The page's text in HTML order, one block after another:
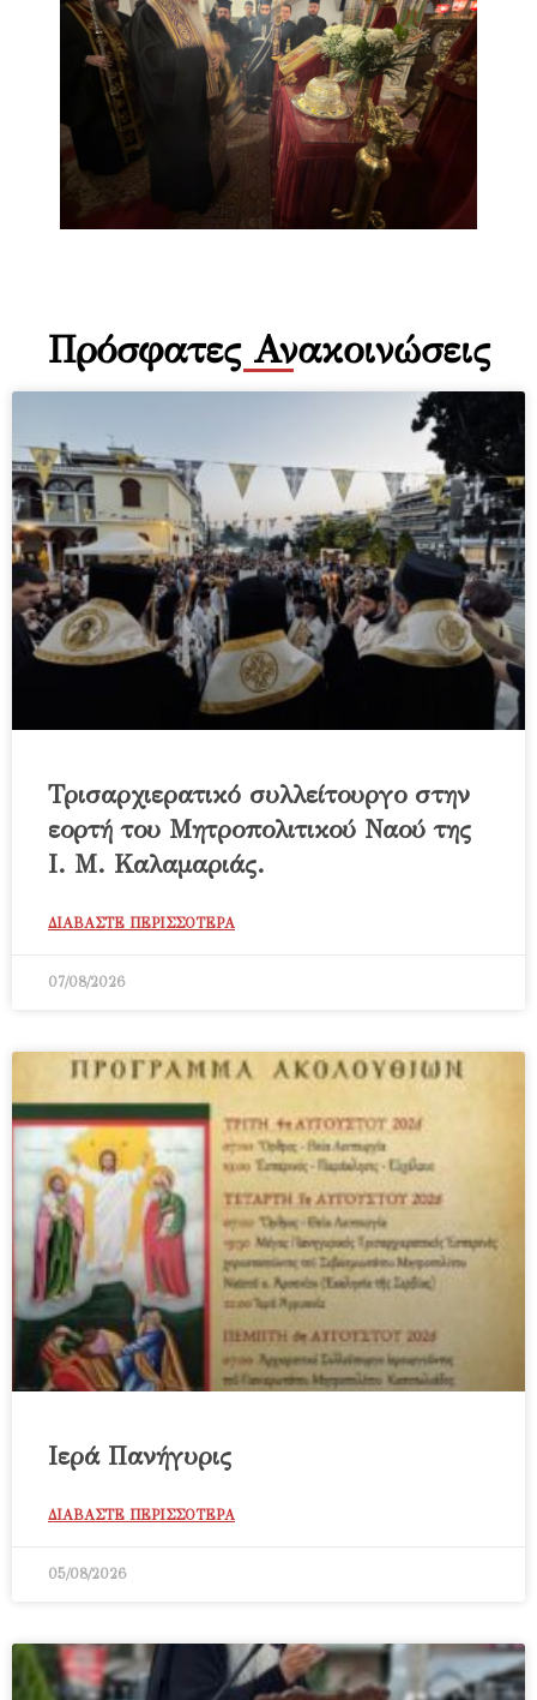
Πρόσφατες Ανακοινώσεις
Τρισαρχιερατικό συλλείτουργο στην
εορτή του Μητροπολιτικού Ναού της
Ι. Μ. Καλαμαριάς.
ΔΙΑΒΑΣΤΕ ΠΕΡΙΣΣΟΤΕΡΑ
07/08/2026
Ιερά Πανήγυρις
ΔΙΑΒΑΣΤΕ ΠΕΡΙΣΣΟΤΕΡΑ
05/08/2026